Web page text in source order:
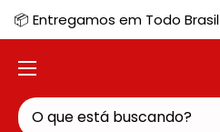
📦 Entregamos em Todo Brasil